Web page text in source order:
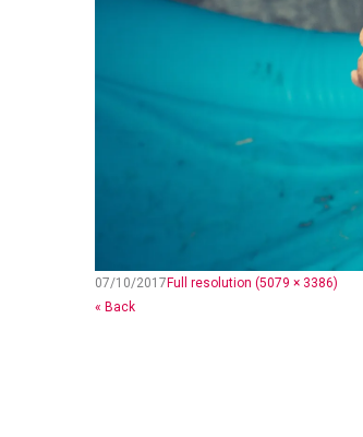
07/10/2017Full resolution (5079 × 3386)
« Back